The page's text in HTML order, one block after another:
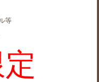
等